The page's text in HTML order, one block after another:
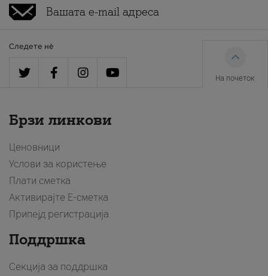
Следете нè
На почеток
Брзи линкови
Ценовници
Услови за користење
Плати сметка
Активирајте Е-сметка
Припејд регистрација
Поддршка
Секција за поддршка